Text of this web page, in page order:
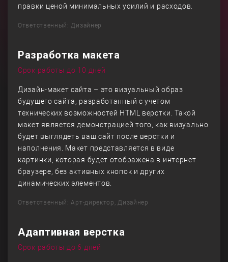
правки ценой минимальных усилий и расходов.
Ответственный: Дизайнер
Разработка макета
Срок работы до 10 дней
Дизайн-макет сайта – это визуальный образ
будущего сайта, разработанный с учетом
технических возможностей HTML верстки. Такой
макет является демонстрацией того, как визуально
будет выглядеть ваш сайт после верстки и
наполнения. Макет представляется в виде
картинки, которая будет отображена в интернет
браузере, без активных кнопок и других
динамических элементов.
Ответственный: Арт-директор, Дизайнер
Адаптивная верстка
Срок работы до 6 дней